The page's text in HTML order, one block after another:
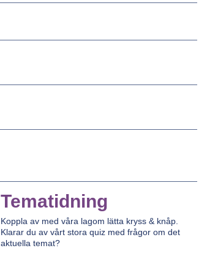
Tematidning
Koppla av med våra lagom lätta kryss & knåp.
Klarar du av vårt stora quiz med frågor om det
aktuella temat?